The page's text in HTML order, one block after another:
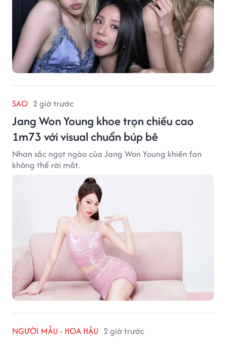
SAO 2 giờ trước
Jang Won Young khoe trọn chiều cao
1m73 với visual chuẩn búp bê
Nhan sắc ngọt ngào của Jang Won Young khiến fan
không thể rời mắt.
NGƯỜI MẪU - HOA HẬU 2 giờ trước